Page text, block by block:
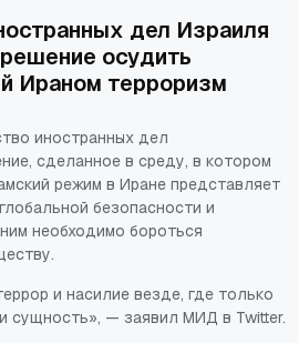
дел Израиля
осудить
Ираном терроризм
иностранных дел
сделанное в среду, в котором
режим в Иране представляет
безопасности и
необходимо бороться
и насилие везде, где только
сущность», — заявил МИД в Twitter.